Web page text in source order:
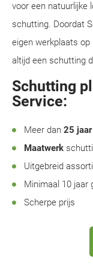
voor een natuurlijke
schutting. Doordat
eigen werkplaats
altijd een schutting
Schutting
Service:
Meer dan 25
Maatwerk
Uitgebreid
Minimaal 10 jaar
Scherpe prijs